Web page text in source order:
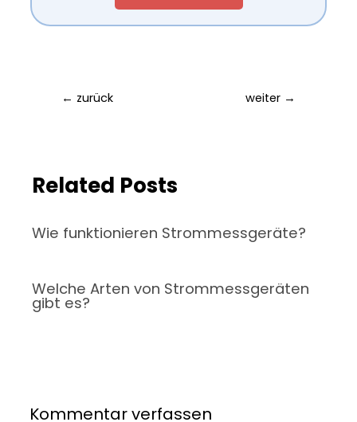
← zurück weiter →
Related Posts
Wie funktionieren Strommessgeräte?
Welche Arten von Strommessgeräten
gibt es?
Kommentar verfassen